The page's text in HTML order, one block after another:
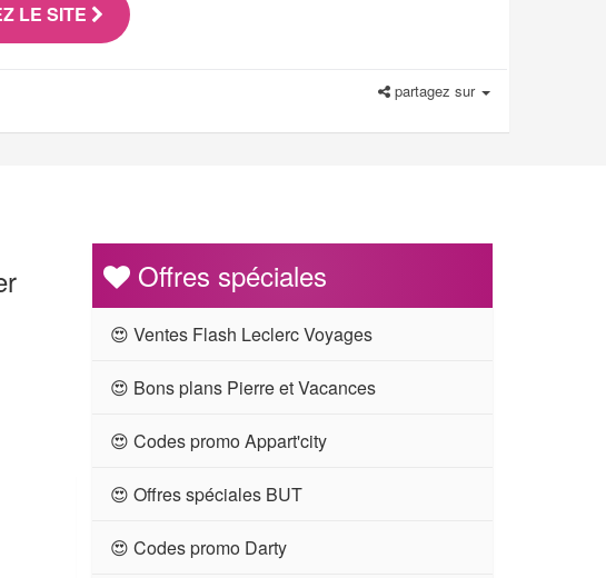
LE SITE
partagez sur
Offres spéciales
😍 Ventes Flash Leclerc Voyages
😍 Bons plans Pierre et Vacances
😍 Codes promo Appart'city
😍 Offres spéciales BUT
😍 Codes promo Darty